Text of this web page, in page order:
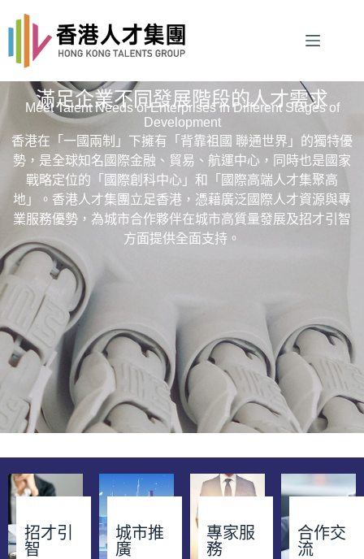
滿足企業不同發展階段的人才需求
Meet Talent Needs of Enterprises In Different Stages of
Development
香港在「一國兩制」下擁有「背靠祖國 聯通世界」的獨特優
勢，是全球知名國際金融、貿易、航運中心，同時也是國家
戰略定位的「國際創科中心」和「國際高端人才集聚高
地」。 香港人才集團立足香港，憑藉廣泛國際人才資源與專
業服務優勢，為城市合作夥伴在城市高質量發展及招才引智
方面提供全面支持。
​招才引
智
城市推
廣
專家服
務
合作交
流